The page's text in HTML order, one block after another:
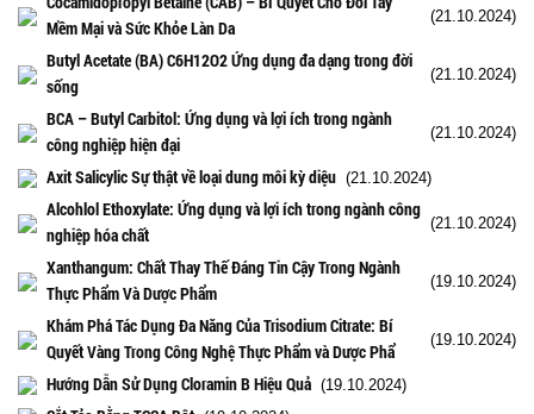
Mềm Mại và Sức Khỏe Làn Da
(21.10.2024)
Butyl Acetate (BA) C6H12O2 Ứng dụng đa dạng trong đời
sống
(21.10.2024)
BCA – Butyl Carbitol: Ứng dụng và lợi ích trong ngành
công nghiệp hiện đại
(21.10.2024)
Axit Salicylic Sự thật về loại dung môi kỳ diệu (21.10.2024)
Alcohlol Ethoxylate: Ứng dụng và lợi ích trong ngành công
nghiệp hóa chất
(21.10.2024)
Xanthangum: Chất Thay Thế Đáng Tin Cậy Trong Ngành
Thực Phẩm Và Dược Phẩm
(19.10.2024)
Khám Phá Tác Dụng Đa Năng Của Trisodium Citrate: Bí
Quyết Vàng Trong Công Nghệ Thực Phẩm và Dược Phẩ
(19.10.2024)
Hướng Dẫn Sử Dụng Cloramin B Hiệu Quả (19.10.2024)